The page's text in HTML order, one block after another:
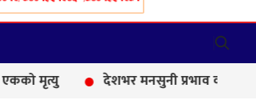
देशभर मनसुनी प्रभाव कायम, आज धेरै